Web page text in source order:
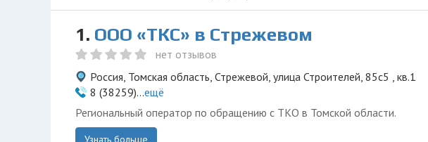
1. ООО «ТКС» в Стрежевом
нет отзывов
Россия, Томская область, Стрежевой, улица Строителей, 85с5 , кв.1
8 (38259)...ещё
Региональный оператор по обращению с ТКО в Томской области.
Узнать больше